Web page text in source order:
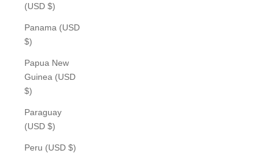
(USD $)
Panama (USD
$)
Papua New
Guinea (USD
$)
Paraguay
(USD $)
Peru (USD $)